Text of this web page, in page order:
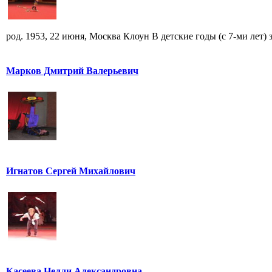
род. 1953, 22 июня, Москва Клоун В детские годы (с 7-ми лет)
Марков Дмитрий Валерьевич
Игнатов Сергей Михайлович